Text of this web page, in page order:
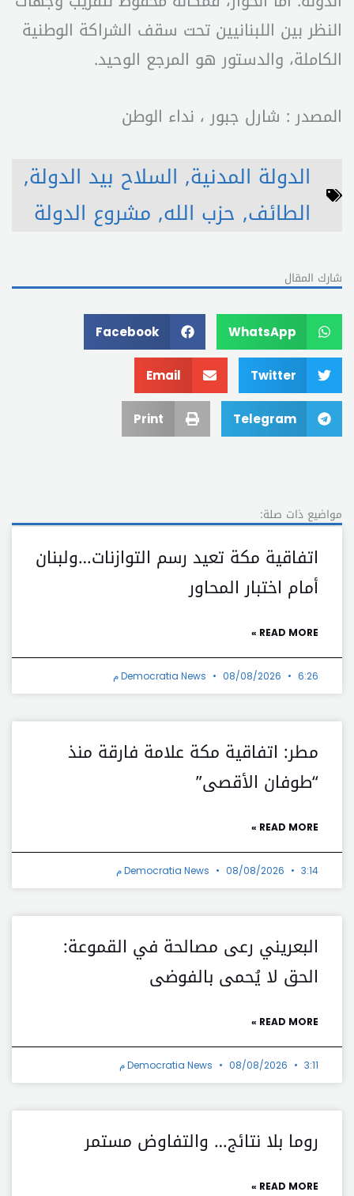
النظر بين اللبنانيين تحت سقف الشراكة الوطنية
الكاملة، والدستور هو المرجع الوحيد.
المصدر : شارل جبور ، نداء الوطن
الدولة المدنية, السلاح بيد الدولة,
الطائف, حزب الله, مشروع الدولة
شارك المقال
WhatsApp
Facebook
Twitter
Email
Telegram
Print
مواضيع ذات صلة:
اتفاقية مكة تعيد رسم التوازنات…ولبنان
أمام اختبار المحاور
READ MORE »
Democratia News 08/08/2026 6:26 م
مطر: اتفاقية مكة علامة فارقة منذ
“طوفان الأقصى”
READ MORE »
Democratia News 08/08/2026 3:14 م
البعريني رعى مصالحة في القموعة:
الحق لا يُحمى بالفوضى
READ MORE »
Democratia News 08/08/2026 3:11 م
روما بلا نتائج… والتفاوض مستمر
READ MORE »